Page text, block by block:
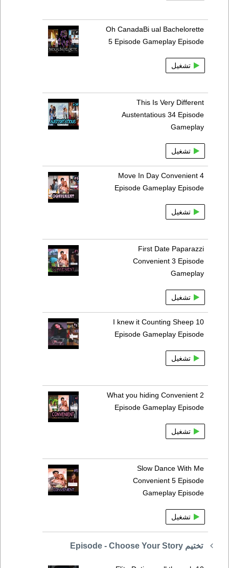
Oh CanadaBi ual Bachelorette
5 Episode Gameplay Episode
تشغيل
This Is Very Different
Austentatious 34 Episode
Gameplay
تشغيل
Move In Day Convenient 4
Episode Gameplay Episode
تشغيل
First Date Paparazzi
Convenient 3 Episode
Gameplay
تشغيل
I knew it Counting Sheep 10
Episode Gameplay Episode
تشغيل
What you hiding Convenient 2
Episode Gameplay Episode
تشغيل
Slow Dance With Me
Convenient 5 Episode
Gameplay Episode
تشغيل
تختيم Episode - Choose Your Story